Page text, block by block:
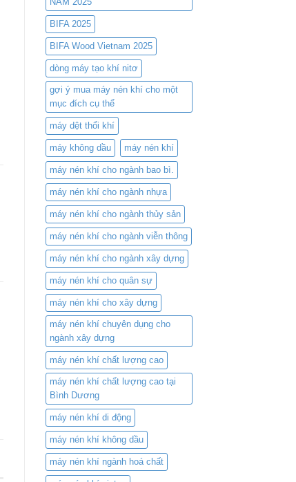
Suất
hội
đỉnh
cao
BIFA 2025
BIFA Wood Vietnam 2025
dòng máy tạo khí nitơ
gợi ý mua máy nén khí cho một
mục đích cụ thể
máy dệt thổi khí
máy không dầu máy nén khí
máy nén khí cho ngành bao bì.
máy nén khí cho ngành nhựa
máy nén khí cho ngành thủy sản
máy nén khí cho ngành viễn thông
máy nén khí cho ngành xây dựng
máy nén khí cho quân sự
máy nén khí cho xây dựng
máy nén khí chuyên dụng cho
ngành xây dựng
máy nén khí chất lượng cao
máy nén khí chất lượng cao tại
Bình Dương
máy nén khí di động
máy nén khí không dầu
máy nén khí ngành hoá chất